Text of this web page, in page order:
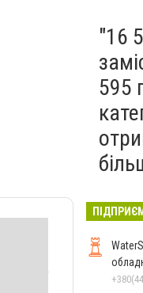
"16
595